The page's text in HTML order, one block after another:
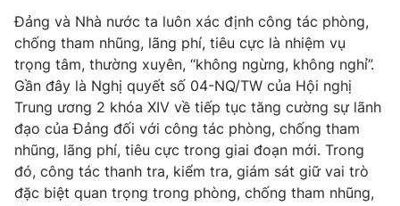
Video Shorts video
VTV Money VTV Thể thao
VTV Sức khoẻ Bất động sản
Đảng và Nhà nước ta luôn xác định công tác phòng,
chống tham nhũng, lãng phí, tiêu cực là nhiệm vụ
trọng tâm, thường xuyên, “không ngừng, không nghỉ”.
Gần đây là Nghị quyết số 04-NQ/TW của Hội nghị
Trung ương 2 khóa XIV về tiếp tục tăng cường sự lãnh
đạo của Đảng đối với công tác phòng, chống tham
nhũng, lãng phí, tiêu cực trong giai đoạn mới. Trong
đó, công tác thanh tra, kiểm tra, giám sát giữ vai trò
đặc biệt quan trọng trong phòng, chống tham nhũng,